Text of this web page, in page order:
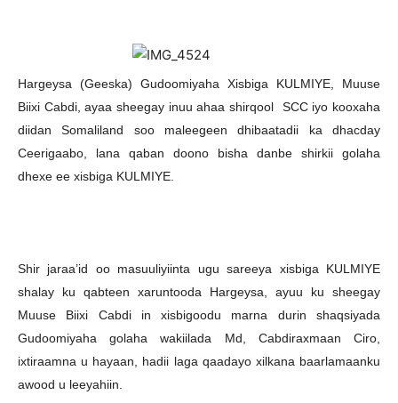
Hargeysa (Geeska) Gudoomiyaha Xisbiga KULMIYE, Muuse
Biixi Cabdi, ayaa sheegay inuu ahaa shirqool SCC iyo kooxaha
diidan Somaliland soo maleegeen dhibaatadii ka dhacday
Ceerigaabo, lana qaban doono bisha danbe shirkii golaha
dhexe ee xisbiga KULMIYE.
Shir jaraa’id oo masuuliyiinta ugu sareeya xisbiga KULMIYE
shalay ku qabteen xaruntooda Hargeysa, ayuu ku sheegay
Muuse Biixi Cabdi in xisbigoodu marna durin shaqsiyada
Gudoomiyaha golaha wakiilada Md, Cabdiraxmaan Ciro,
ixtiraamna u hayaan, hadii laga qaadayo xilkana baarlamaanku
awood u leeyahiin.